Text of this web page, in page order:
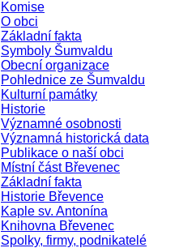
Komise
O obci
Základní fakta
Symboly Šumvaldu
Obecní organizace
Pohlednice ze Šumvaldu
Kulturní památky
Historie
Významné osobnosti
Významná historická data
Publikace o naší obci
Místní část Břevenec
Základní fakta
Historie Břevence
Kaple sv. Antonína
Knihovna Břevenec
Spolky, firmy, podnikatelé